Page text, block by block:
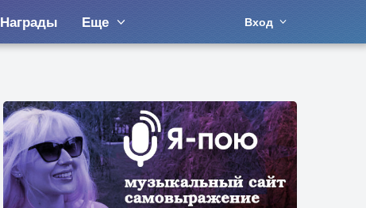
Награды Еще Вход